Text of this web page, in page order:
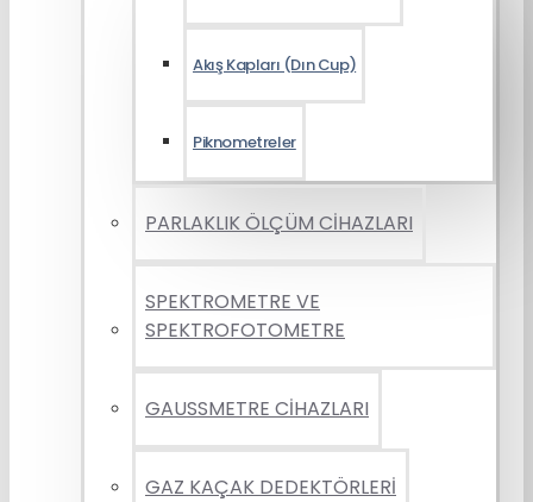
Akış Kapları (Dın Cup)
Piknometreler
PARLAKLIK ÖLÇÜM CİHAZLARI
SPEKTROMETRE VE
SPEKTROFOTOMETRE
GAUSSMETRE CİHAZLARI
GAZ KAÇAK DEDEKTÖRLERİ